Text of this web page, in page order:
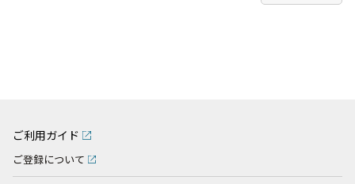
ご利用ガイド
ご登録について